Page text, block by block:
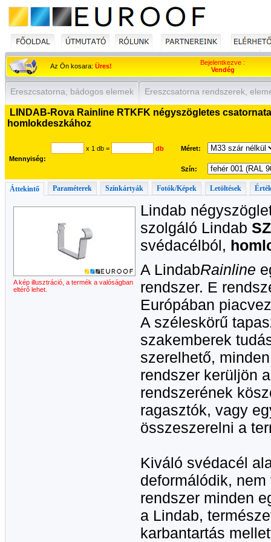
Az Ön kosara: Üres!
Bejelentkezve :
Vendég
Ereszcsatorna, bádogos elemek Ereszcsatorna rendszerek,
LINDAB-Rova Rainline RTKFK négyszögletes
homlokdeszkához
Mennyiség:
x 1 db = db Méret:
Szín:
Áttekintő Paraméterek Színkártyák Fotók/Képek Letöltések
A kép illusztráció, a termék a valóságban
eltérő lehet.
Lindab
szolgáló Lindab
svédacélból,
A LindabRainline
rendszer. E
Európában
A széleskörű
szakemberek
szerelhető,
rendszer kerüljön
rendszerének
ragasztók, vagy
összeszerelni a
Kiváló svédacél
deformálódik,
rendszer minden
a Lindab,
karbantartás